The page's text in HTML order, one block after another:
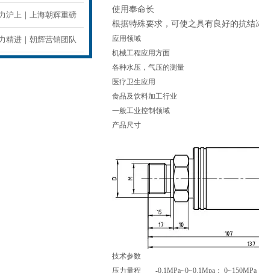
合工程标准
沪上｜上海朝辉重磅
界煤炭工业博览会，
精进｜朝辉营销团队
使用奉命长
根据特殊要求，可使之具有良好的抗结
应用领域
机械工程应用方面
各种水压，气压的测量
医疗卫生应用
食品及饮料加工行业
一般工业控制领域
产品尺寸
技术参数
压力量程
-0.1MPa~0~0.1Mpa； 0~150MPa